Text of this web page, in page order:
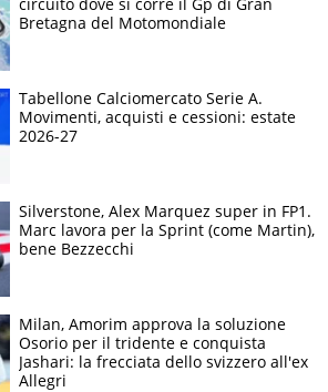
Bretagna del Motomondiale
Tabellone Calciomercato Serie A.
Movimenti, acquisti e cessioni: estate
2026-27
Silverstone, Alex Marquez super in FP1.
Marc lavora per la Sprint (come Martin),
bene Bezzecchi
Milan, Amorim approva la soluzione
Osorio per il tridente e conquista
Jashari: la frecciata dello svizzero all'ex
Allegri